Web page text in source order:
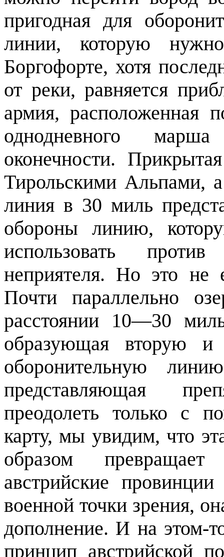
пригодная для
линии, которую
Боргофорте, хотя
от реки, равняется
армия, расположенная
однодневного
оконечности.
Тирольскими Альпами,
линия в 30 миль
обороны линию,
использовать
неприятеля. Но это не
Почти параллельно
расстоянии 10—30
образующая вторую и
оборонительную
представляющая
преодолеть только с
карту, мы увидим, что
образом
австрийские
военной точки зрения,
дополнение. И на этом-
принцип австрийской